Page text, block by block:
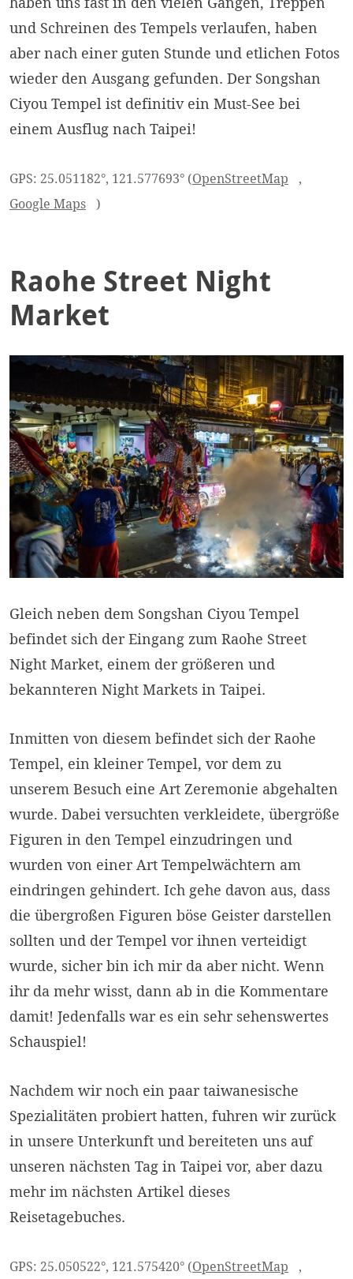
und Schreinen des Tempels verlaufen, haben
aber nach einer guten Stunde und etlichen Fotos
wieder den Ausgang gefunden. Der Songshan
Ciyou Tempel ist definitiv ein Must-See bei
einem Ausflug nach Taipei!
GPS: 25.051182°, 121.577693° (OpenStreetMap
,
Google Maps
)
Raohe Street Night
Market
Gleich neben dem Songshan Ciyou Tempel
befindet sich der Eingang zum Raohe Street
Night Market, einem der größeren und
bekannteren Night Markets in Taipei.
Inmitten von diesem befindet sich der Raohe
Tempel, ein kleiner Tempel, vor dem zu
unserem Besuch eine Art Zeremonie abgehalten
wurde. Dabei versuchten verkleidete, übergröße
Figuren in den Tempel einzudringen und
wurden von einer Art Tempelwächtern am
eindringen gehindert. Ich gehe davon aus, dass
die übergroßen Figuren böse Geister darstellen
sollten und der Tempel vor ihnen verteidigt
wurde, sicher bin ich mir da aber nicht. Wenn
ihr da mehr wisst, dann ab in die Kommentare
damit! Jedenfalls war es ein sehr sehenswertes
Schauspiel!
Nachdem wir noch ein paar taiwanesische
Spezialitäten probiert hatten, fuhren wir zurück
in unsere Unterkunft und bereiteten uns auf
unseren nächsten Tag in Taipei vor, aber dazu
mehr im nächsten Artikel dieses
Reisetagebuches.
GPS: 25.050522°, 121.575420° (OpenStreetMap
,